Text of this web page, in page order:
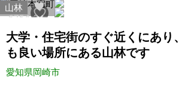
6754 34
山林
大学・住宅街のすぐ近くにあり
も良い場所にある山林です
愛知県岡崎市